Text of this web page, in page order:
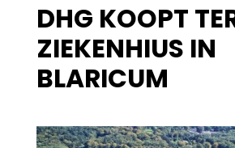
DHG KOOPT
ZIEKENHIUS IN
BLARICUM